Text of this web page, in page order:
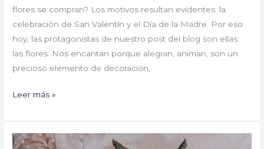
flores se compran? Los motivos resultan evidentes: la
celebración de San Valentín y el Día de la Madre. Por eso
hoy, las protagonistas de nuestro post del blog son ellas:
las flores. Nos encantan porque alegran, animan, son un
precioso elemento de decoración,
Leer más »
Los